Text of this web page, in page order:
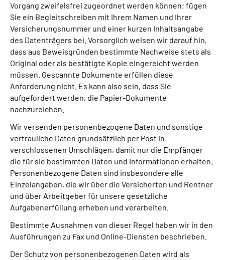
Vorgang zweifelsfrei zugeordnet werden können; fügen
Sie ein Begleitschreiben mit Ihrem Namen und Ihrer
Versicherungsnummer und einer kurzen Inhaltsangabe
des Datenträgers bei. Vorsorglich weisen wir darauf hin,
dass aus Beweisgründen bestimmte Nachweise stets als
Original oder als bestätigte Kopie eingereicht werden
müssen. Gescannte Dokumente erfüllen diese
Anforderung nicht. Es kann also sein, dass Sie
aufgefordert werden, die Papier-Dokumente
nachzureichen.
Wir versenden personenbezogene Daten und sonstige
vertrauliche Daten grundsätzlich per Post in
verschlossenen Umschlägen, damit nur die Empfänger
die für sie bestimmten Daten und Informationen erhalten.
Personenbezogene Daten sind insbesondere alle
Einzelangaben, die wir über die Versicherten und Rentner
und über Arbeitgeber für unsere gesetzliche
Aufgabenerfüllung erheben und verarbeiten.
Bestimmte Ausnahmen von dieser Regel haben wir in den
Ausführungen zu Fax und Online-Diensten beschrieben.
Der Schutz von personenbezogenen Daten wird als